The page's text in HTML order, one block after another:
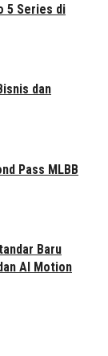
5 Series di
dan
Pass MLBB
Baru
AI Motion